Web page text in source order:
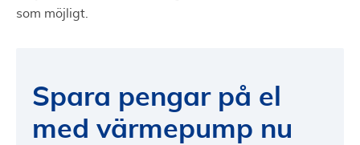
som möjligt.
Spara pengar på el
med värmepump nu